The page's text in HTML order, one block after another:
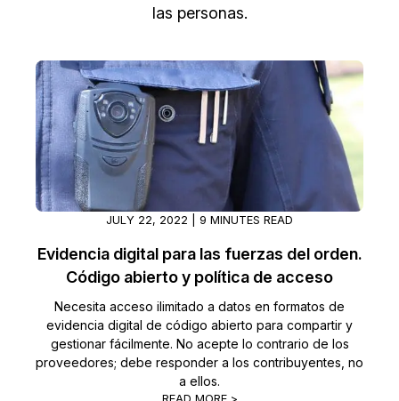
Redacción de imágenes
Sector Jurídico
Servicios Financieros
Casinos
Medios de Comunicación y
Entretenimiento
Centros de Crisis y Las Líneas Directas
La Venta al Por Menor
Centro de Ayuda
Videoteca
Recomendaciones
Trabaja con nosotros
Contáctanos
las personas.
JULY 22, 2022 | 9 MINUTES READ
Evidencia digital para las fuerzas del orden.
Código abierto y política de acceso
Necesita acceso ilimitado a datos en formatos de
evidencia digital de código abierto para compartir y
gestionar fácilmente. No acepte lo contrario de los
proveedores; debe responder a los contribuyentes, no
a ellos.